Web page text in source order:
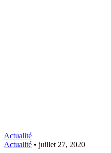
Actualité
Actualité • juillet 27, 2020